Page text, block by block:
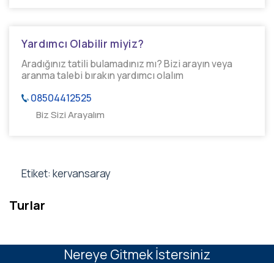
Yardımcı Olabilir miyiz?
Aradığınız tatili bulamadınız mı? Bizi arayın veya
aranma talebi bırakın yardımcı olalım
08504412525
Biz Sizi Arayalım
Etiket: kervansaray
Turlar
Nereye Gitmek İstersiniz